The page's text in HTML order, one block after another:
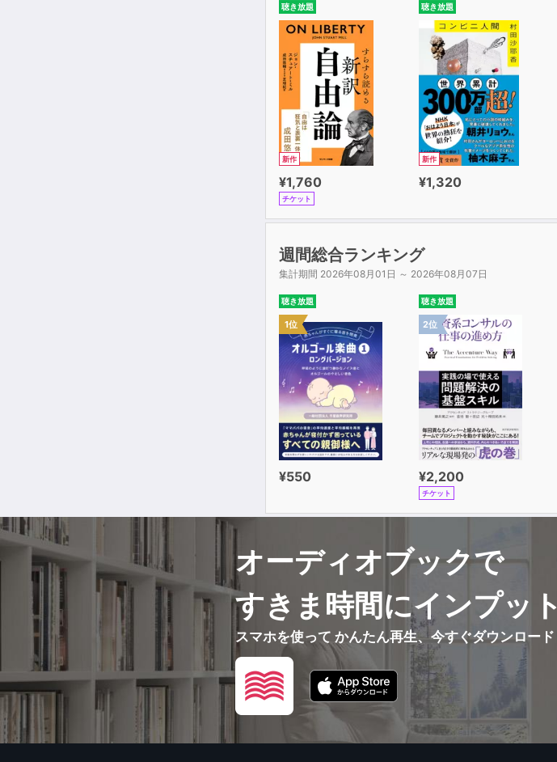
聴き放題
新作
¥1,760
チケット
聴き放題
新作
¥1,320
週間総合ランキング
集計期間 2026年08月01日 ～ 2026年08月07日
聴き放題
1位
¥550
聴き放題
2位
¥2,200
チケット
オーディオブックで
すきま時間にインプット
スマホを使って かんたん再生、今すぐダウンロード